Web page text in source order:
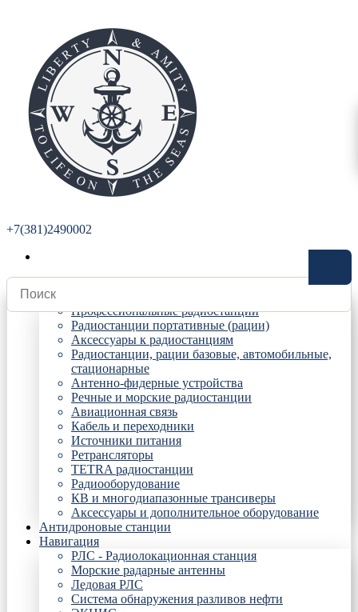
+7(381)2490002
Радиостанции
Профессиональные радиостанции
Радиостанции портативные (рации)
Аксессуары к радиостанциям
Радиостанции, рации базовые, автомобильные,
стационарные
Антенно-фидерные устройства
Речные и морские радиостанции
Авиационная связь
Кабель и переходники
Источники питания
Ретрансляторы
TETRA радиостанции
Радиооборудование
КВ и многодиапазонные трансиверы
Аксессуары и дополнительное оборудование
Антидроновые станции
Навигация
РЛС - Радиолокационная станция
Морские радарные антенны
Ледовая РЛС
Система обнаружения разливов нефти